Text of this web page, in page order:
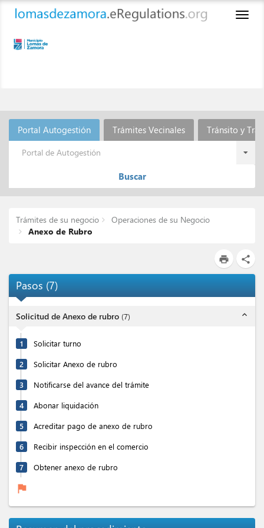
Portal Autogestión Trámites Vecinales Tránsito y
Portal de Autogestión
Buscar
Trámites de su negocio
Operaciones de su Negocio
Anexo de Rubro
print share
Pasos (7)
Solicitud de Anexo de rubro (7) expand_less
1 Solicitar turno
2 Solicitar Anexo de rubro
3 Notificarse del avance del trámite
4 Abonar liquidación
5 Acreditar pago de anexo de rubro
6 Recibir inspección en el comercio
7 Obtener anexo de rubro
flag